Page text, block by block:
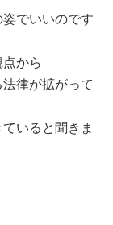
でいいのです
から
律が拡がって
いると聞きま